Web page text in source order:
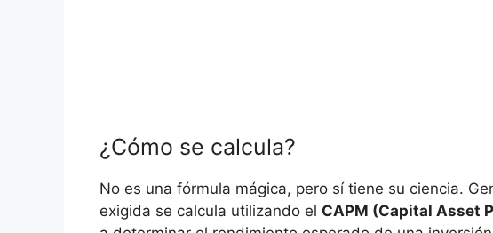
¿Cómo se calcula?
No ⁢es⁣ una fórmula mágica,⁤ pero sí tiene‌ su ciencia.
exigida se​ calcula utilizando ‌el CAPM (Capital Asset⁣